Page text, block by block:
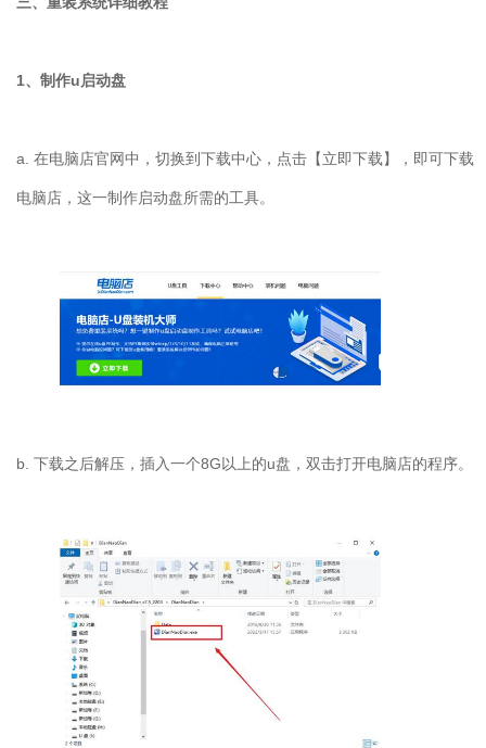
1、制作u启动盘
a. 在电脑店官网中，切换到下载中心，点击【立即下载】，即可下载
电脑店，这一制作启动盘所需的工具。
b. 下载之后解压，插入一个8G以上的u盘，双击打开电脑店的程序。